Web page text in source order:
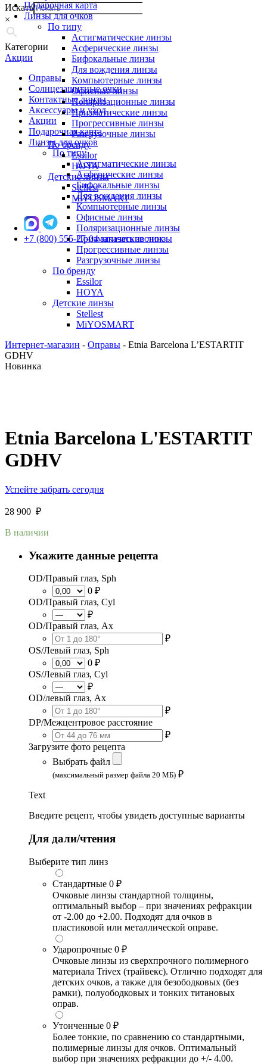
Искать
×
Категории
Акции
Оправы
Солнцезащитные очки
Контактные линзы
Аксессуары и уход
Акции
Подарочная карта
Линзы для очков
По типу
Астигматические линзы
Асферические линзы
Бифокальные линзы
Для вождения линзы
Компьютерные линзы
Офисные линзы
Поляризационные линзы
Призматические линзы
Прогрессивные линзы
Разгрузочные линзы
По бренду
Essilor
HOYA
Детские линзы
Stellest
MiYOSMART
Подарочная карта
Линзы для очков
По типу
Астигматические линзы
Асферические линзы
Бифокальные линзы
Для вождения линзы
Компьютерные линзы
Офисные линзы
Поляризационные линзы
Призматические линзы
Прогрессивные линзы
Разгрузочные линзы
По бренду
Essilor
HOYA
Детские линзы
Stellest
MiYOSMART
+7 (800) 555-27-04 заказать звонок
Интернет-магазин - Оправы - Etnia Barcelona L’ESTARTIT
GDHV
Новинка
Etnia Barcelona L'ESTARTIT
GDHV
Успейте забрать сегодня
28 900 ₽
В наличии
Укажите данные рецепта
OD/Правый глаз, Sph
0 ₽
OD/Правый глаз, Cyl
₽
OD/Правый глаз, Ax
₽
OS/Левый глаз, Sph
0 ₽
OS/Левый глаз, Cyl
₽
OD/левый глаз, Ax
₽
DP/Межцентровое расстояние
₽
Загрузите фото рецепта
Выбрать файл
(максимальный размер файла 20 МБ) ₽
Text
Введите рецепт, чтобы увидеть доступные варианты
Для дали/чтения
Выберите тип линз
Стандартные 0 ₽
Очковые линзы стандартной толщины,
оптимальный выбор – при значениях рефракции
от -2.00 до +2.00. Подходят для очков в
пластиковой или металлической оправе.
Ударопрочные 0 ₽
Очковые линзы из сверхпрочного полимерного
материала Trivex (трайвекс). Отлично подходят для
детских очков, а также для безободковых (без
рамки), полуободковых и тонких титановых
оправ.
Утонченные 0 ₽
Более тонкие, по сравнению со стандартными,
полимерные линзы для очков. Оптимальный
выбор при значениях рефракции до +/- 4.00.